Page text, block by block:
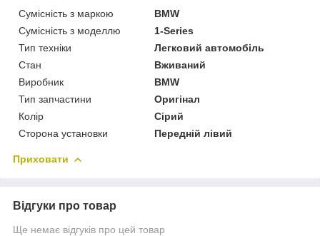
Сумісність з маркою
BMW
Сумісність з моделлю
1-Series
Тип техніки
Легковий автомобіль
Стан
Вживаний
Виробник
BMW
Тип запчастини
Оригінал
Колір
Сірий
Сторона установки
Передній лівий
Приховати
Відгуки про товар
Ще немає відгуків про цей товар